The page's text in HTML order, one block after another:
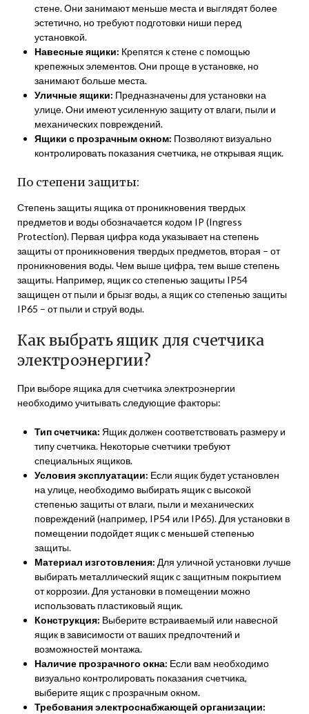
стене. Они занимают меньше места и выглядят более
эстетично, но требуют подготовки ниши перед
установкой.
Навесные ящики: Крепятся к стене с помощью
крепежных элементов. Они проще в установке, но
занимают больше места.
Уличные ящики: Предназначены для установки на
улице. Они имеют усиленную защиту от влаги, пыли и
механических повреждений.
Ящики с прозрачным окном: Позволяют визуально
контролировать показания счетчика, не открывая ящик.
По степени защиты:
Степень защиты ящика от проникновения твердых
предметов и воды обозначается кодом IP (Ingress
Protection). Первая цифра кода указывает на степень
защиты от проникновения твердых предметов, вторая – от
проникновения воды. Чем выше цифра, тем выше степень
защиты. Например, ящик со степенью защиты IP54
защищен от пыли и брызг воды, а ящик со степенью защиты
IP65 – от пыли и струй воды.
Как выбрать ящик для счетчика
электроэнергии?
При выборе ящика для счетчика электроэнергии
необходимо учитывать следующие факторы:
Тип счетчика: Ящик должен соответствовать размеру и
типу счетчика. Некоторые счетчики требуют
специальных ящиков.
Условия эксплуатации: Если ящик будет установлен
на улице, необходимо выбирать ящик с высокой
степенью защиты от влаги, пыли и механических
повреждений (например, IP54 или IP65). Для установки в
помещении подойдет ящик с меньшей степенью
защиты.
Материал изготовления: Для уличной установки лучше
выбирать металлический ящик с защитным покрытием
от коррозии. Для установки в помещении можно
использовать пластиковый ящик.
Конструкция: Выберите встраиваемый или навесной
ящик в зависимости от ваших предпочтений и
возможностей монтажа.
Наличие прозрачного окна: Если вам необходимо
визуально контролировать показания счетчика,
выберите ящик с прозрачным окном.
Требования электроснабжающей организации: